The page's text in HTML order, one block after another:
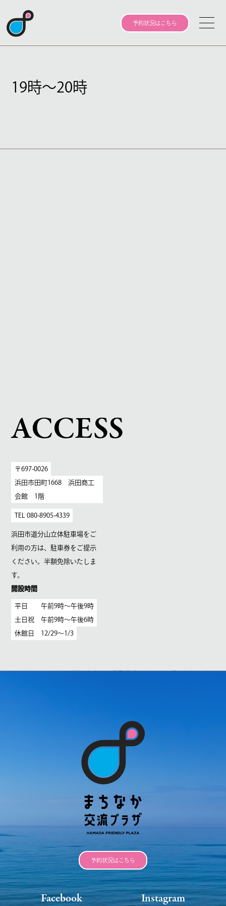
予約状況はこちら
19時～20時
ACCESS
〒697-0026
浜田市田町1668 浜田商工
会館 1階
TEL 080-8905-4339
浜田市道分山立体駐車場をご
利用の方は、駐車券をご提示
ください。半額免除いたしま
す。
開設時間
平日 午前9時〜午後9時
土日祝 午前9時〜午後6時
休館日 12/29〜1/3
予約状況はこちら
Facebook Instagram